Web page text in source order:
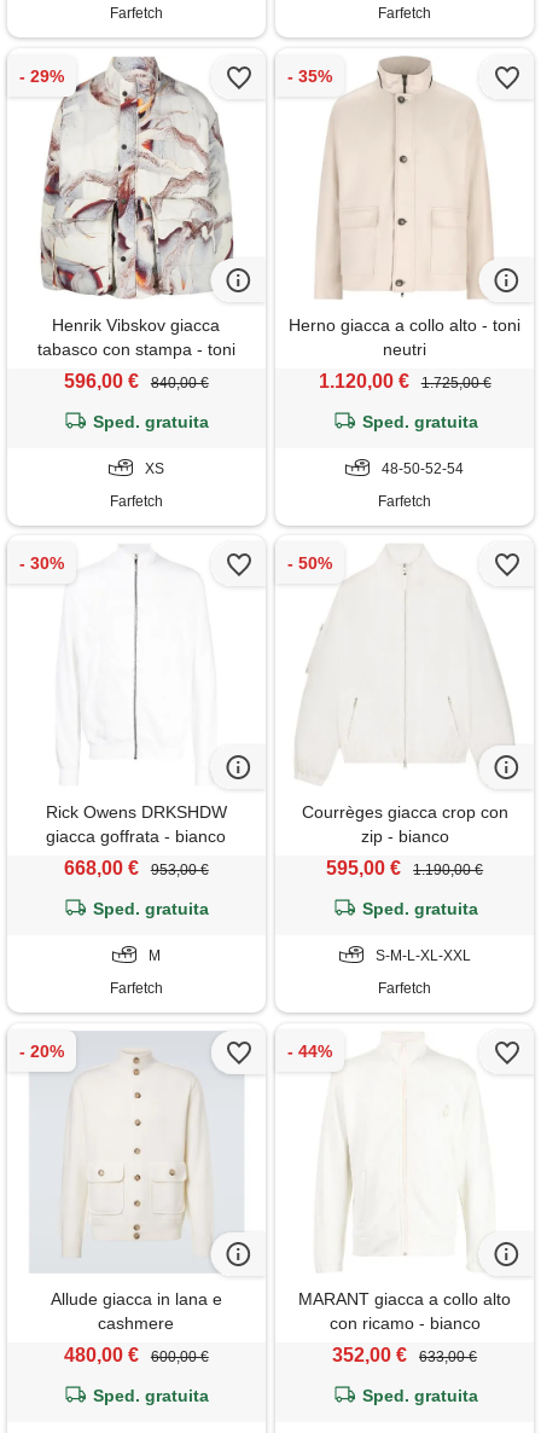
Farfetch
Farfetch
Henrik Vibskov giacca
tabasco con stampa - toni
neutri
596,00 € 840,00 €
Sped. gratuita
XS
Farfetch
Herno giacca a collo alto - toni
neutri
1.120,00 € 1.725,00 €
Sped. gratuita
48-50-52-54
Farfetch
Rick Owens DRKSHDW
giacca goffrata - bianco
668,00 € 953,00 €
Sped. gratuita
M
Farfetch
Courrèges giacca crop con
zip - bianco
595,00 € 1.190,00 €
Sped. gratuita
S-M-L-XL-XXL
Farfetch
Allude giacca in lana e
cashmere
480,00 € 600,00 €
Sped. gratuita
MARANT giacca a collo alto
con ricamo - bianco
352,00 € 633,00 €
Sped. gratuita